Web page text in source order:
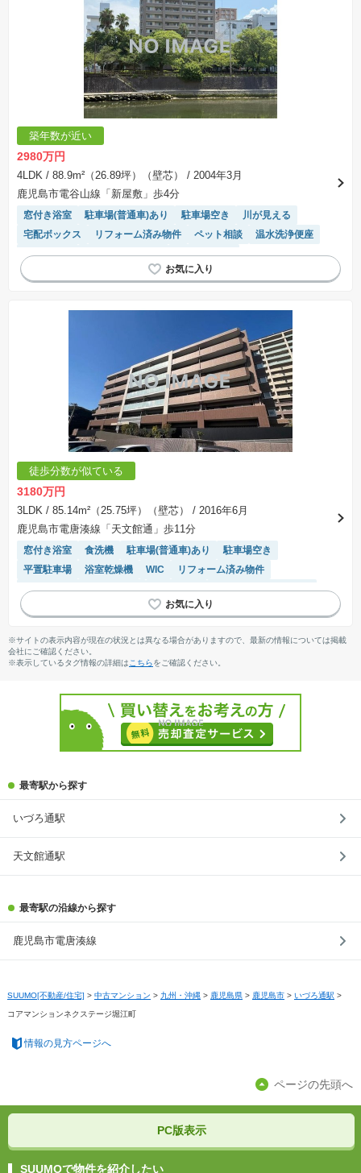
築年数が近い
2980万円
4LDK / 88.9m²（26.89坪）（壁芯）
/ 2004年3月
鹿児島市電谷山線「新屋敷」歩4分
窓付き浴室 駐車場(普通車)あり 駐車場空き
川が見える
宅配ボックス
リフォーム済み物件 ペット相談
温水洗浄便座
陽当り良好
システムキッチン エレベーター
徒歩分数が似ている
3180万円
3LDK / 85.14m²（25.75坪）（壁芯）
/ 2016年6月
鹿児島市電唐湊線「天文館通」歩11分
窓付き浴室 食洗機 駐車場(普通車)あり
駐車場空き
平置駐車場
浴室乾燥機 WIC
リフォーム済み物件
モニター付きインターホン
ペット相談
駐輪場・バイク置き場
温水洗浄便座
システムキッチン
※サイトの表示内容が現在の状況とは異なる場合がありますので、最新の情報については掲載
会社にご確認ください。
※表示しているタグ情報の詳細は こちらをご確認ください。
最寄駅から探す
いづろ通駅
天文館通駅
最寄駅の沿線から探す
鹿児島市電唐湊線
SUUMO[不動産/住宅] > 中古マンション > 九州・沖縄 > 鹿児島県 > 鹿児島市 > いづろ通駅 >
コアマンションネクステージ堀江町
情報の見方ページへ
ページの先頭へ
PC版表示
SUUMOで物件を紹介したい